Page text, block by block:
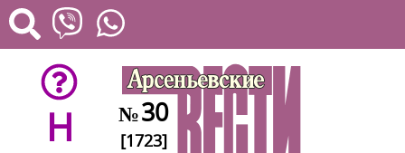
H №30
[1723]